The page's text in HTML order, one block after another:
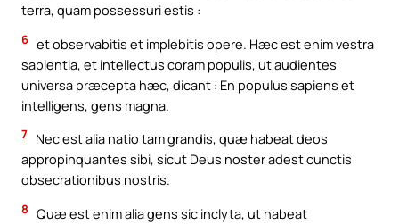
terra, quam possessuri estis :
6 et observabitis et implebitis opere. Hæc est enim vestra
sapientia, et intellectus coram populis, ut audientes
universa præcepta hæc, dicant : En populus sapiens et
intelligens, gens magna.
7 Nec est alia natio tam grandis, quæ habeat deos
appropinquantes sibi, sicut Deus noster adest cunctis
obsecrationibus nostris.
8 Quæ est enim alia gens sic inclyta, ut habeat